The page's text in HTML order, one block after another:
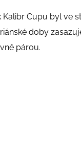
Kalibr Cupu byl ve
doby
párou.